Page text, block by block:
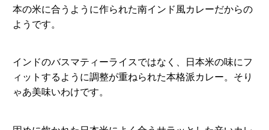
本の米に合うように作られた南インド風カレーだからの
ようです。
インドのバスマティーライスではなく、日本米の味にフ
ィットするように調整が重ねられた本格派カレー。そり
ゃあ美味いわけです。